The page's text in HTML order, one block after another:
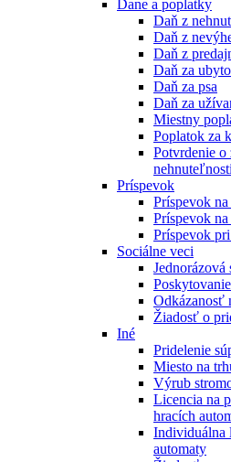
Dane a poplatky
Daň z
Daň z
Daň z
Daň za
Daň za psa
Daň za
Miestny
Poplatok za
Potvrdenie o
Príspevok
Príspevok
Príspevok
Príspevok
Sociálne veci
Jednorázová
Odkázanosť
Žiadosť o
Iné
Pridelenie
Miesto na
Výrub
Licencia na
hracích
Individuálna
automaty